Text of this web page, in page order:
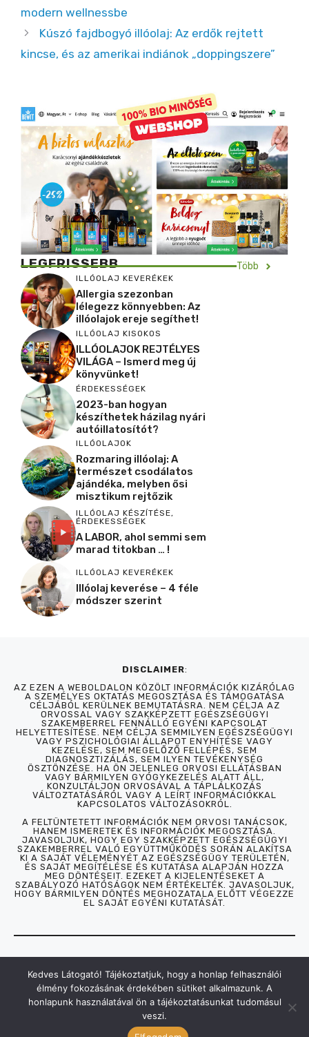
modern wellnessbe
Kúszó fajdbogyó illóolaj: Az erdők rejtett
kincse, és az amerikai indiánok „doppingszere”
LEGFRISSEBB Több
ILLÓOLAJ KEVERÉKEK
Allergia szezonban
lélegezz könnyebben: Az
illóolajok ereje segíthet!
ILLÓOLAJ KISOKOS
ILLÓOLAJOK REJTÉLYES
VILÁGA – Ismerd meg új
könyvünket!
ÉRDEKESSÉGEK
2023-ban hogyan
készíthetek házilag nyári
autóillatosítót?
ILLÓOLAJOK
Rozmaring illóolaj: A
természet csodálatos
ajándéka, melyben ősi
misztikum rejtőzik
ILLÓOLAJ KÉSZÍTÉSE,
ÉRDEKESSÉGEK
A LABOR, ahol semmi sem
marad titokban … !
ILLÓOLAJ KEVERÉKEK
Illóolaj keverése – 4 féle
módszer szerint
DISCLAIMER:
AZ EZEN A WEBOLDALON KÖZÖLT INFORMÁCIÓK KIZÁRÓLAG
A SZEMÉLYES OKTATÁS MEGOSZTÁSA ÉS TÁMOGATÁSA
CÉLJÁBÓL KERÜLNEK BEMUTATÁSRA. NEM CÉLJA AZ
ORVOSSAL VAGY SZAKKÉPZETT EGÉSZSÉGÜGYI
SZAKEMBERREL FENNÁLLÓ EGYÉNI KAPCSOLAT
HELYETTESÍTÉSE. NEM CÉLJA SEMMILYEN EGÉSZSÉGÜGYI
VAGY PSZICHOLÓGIAI ÁLLAPOT ENYHÍTÉSE VAGY
KEZELÉSE, SEM MEGELŐZŐ FELLÉPÉS, SEM
DIAGNOSZTIZÁLÁS, SEM ILYEN TEVÉKENYSÉG
ÖSZTÖNZÉSE. HA ÖN JELENLEG ORVOSI ELLÁTÁSBAN
VAGY BÁRMILYEN GYÓGYKEZELÉS ALATT ÁLL,
KONZULTÁLJON ORVOSÁVAL A TÁPLÁLKOZÁS
VÁLTOZTATÁSÁRÓL VAGY A LEÍRT INFORMÁCIÓKKAL
KAPCSOLATOS VÁLTOZÁSOKRÓL.
A FELTÜNTETETT INFORMÁCIÓK NEM ORVOSI TANÁCSOK,
HANEM ISMERETEK ÉS INFORMÁCIÓK MEGOSZTÁSA.
JAVASOLJUK, HOGY EGY SZAKKÉPZETT EGÉSZSÉGÜGYI
SZAKEMBERREL VALÓ EGYÜTTMŰKÖDÉS SORÁN ALAKÍTSA
KI A SAJÁT VÉLEMÉNYÉT AZ EGÉSZSÉGÜGY TERÜLETÉN,
ÉS SAJÁT MEGÍTÉLÉSE ÉS KUTATÁSA ALAPJÁN HOZZA
MEG DÖNTÉSEIT. EZEKET A KIJELENTÉSEKET A
SZABÁLYOZÓ HATÓSÁGOK NEM ÉRTÉKELTÉK. JAVASOLJUK,
HOGY BÁRMILYEN DÖNTÉS MEGHOZATALA ELŐTT VÉGEZZE
EL SAJÁT EGYÉNI KUTATÁSÁT.
AZILLÓOLAJOKCSODÁLATOS VILÁGA
COPYRIGHT© 2026
◼︎SÜTI - COOKIE KEZELÉSE
Kedves Látogató! Tájékoztatjuk, hogy a honlap felhasználói
élmény fokozásának érdekében sütiket alkalmazunk. A
honlapunk használatával ön a tájékoztatásunkat tudomásul
veszi.